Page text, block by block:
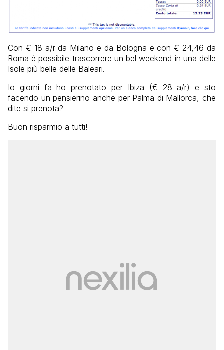
Con € 18 a/r da Milano e da Bologna e con € 24,46 da
Roma è possibile trascorrere un bel weekend in una delle
Isole più belle delle Baleari.
Io giorni fa ho prenotato per Ibiza (€ 28 a/r) e sto
facendo un pensierino anche per Palma di Mallorca, che
dite si prenota?
Buon risparmio a tutti!